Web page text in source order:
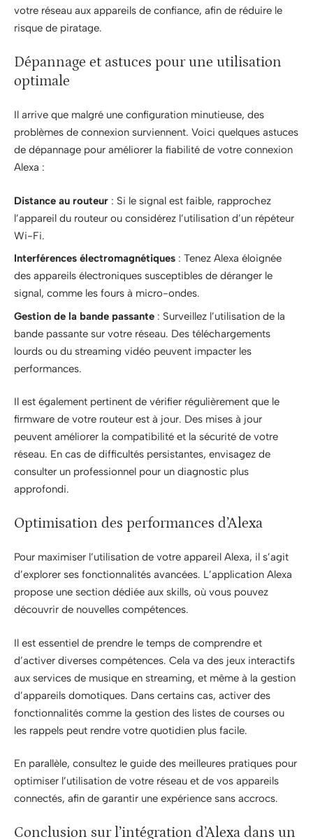
votre réseau aux appareils de confiance, afin de réduire le
risque de piratage.
Dépannage et astuces pour une utilisation
optimale
Il arrive que malgré une configuration minutieuse, des
problèmes de connexion surviennent. Voici quelques astuces
de dépannage pour améliorer la fiabilité de votre connexion
Alexa :
Distance au routeur : Si le signal est faible, rapprochez
l’appareil du routeur ou considérez l’utilisation d’un répéteur
Wi-Fi.
Interférences électromagnétiques : Tenez Alexa éloignée
des appareils électroniques susceptibles de déranger le
signal, comme les fours à micro-ondes.
Gestion de la bande passante : Surveillez l’utilisation de la
bande passante sur votre réseau. Des téléchargements
lourds ou du streaming vidéo peuvent impacter les
performances.
Il est également pertinent de vérifier régulièrement que le
firmware de votre routeur est à jour. Des mises à jour
peuvent améliorer la compatibilité et la sécurité de votre
réseau. En cas de difficultés persistantes, envisagez de
consulter un professionnel pour un diagnostic plus
approfondi.
Optimisation des performances d’Alexa
Pour maximiser l’utilisation de votre appareil Alexa, il s’agit
d’explorer ses fonctionnalités avancées. L’application Alexa
propose une section dédiée aux skills, où vous pouvez
découvrir de nouvelles compétences.
Il est essentiel de prendre le temps de comprendre et
d’activer diverses compétences. Cela va des jeux interactifs
aux services de musique en streaming, et même à la gestion
d’appareils domotiques. Dans certains cas, activer des
fonctionnalités comme la gestion des listes de courses ou
les rappels peut rendre votre quotidien plus facile.
En parallèle, consultez le guide des meilleures pratiques pour
optimiser l’utilisation de votre réseau et de vos appareils
connectés, afin de garantir une expérience sans accrocs.
Conclusion sur l’intégration d’Alexa dans un